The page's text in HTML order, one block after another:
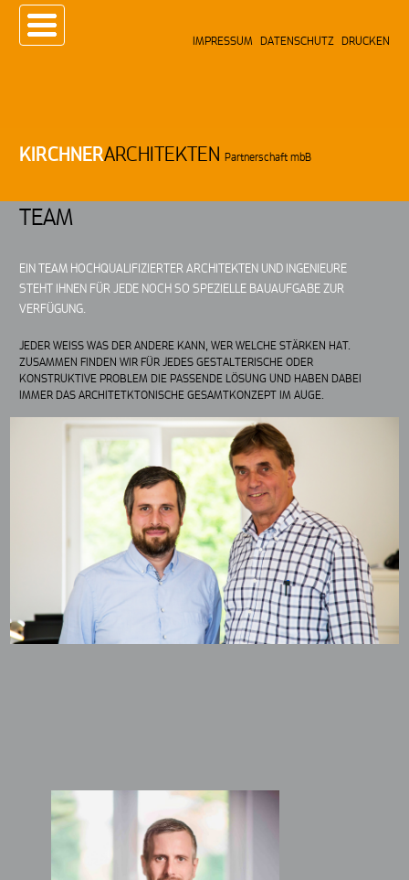
IMPRESSUM DATENSCHUTZ DRUCKEN
KIRCHNERARCHITEKTENPartnerschaft mbB
TEAM
EIN TEAM HOCHQUALIFIZIERTER ARCHITEKTEN UND INGENIEURE
STEHT IHNEN FÜR JEDE NOCH SO SPEZIELLE BAUAUFGABE ZUR
VERFÜGUNG.
JEDER WEISS WAS DER ANDERE KANN, WER WELCHE STÄRKEN HAT.
ZUSAMMEN FINDEN WIR FÜR JEDES GESTALTERISCHE ODER
KONSTRUKTIVE PROBLEM DIE PASSENDE LÖSUNG UND HABEN DABEI
IMMER DAS ARCHITETKTONISCHE GESAMTKONZEPT IM AUGE.
STEPHAN SCHOLZ